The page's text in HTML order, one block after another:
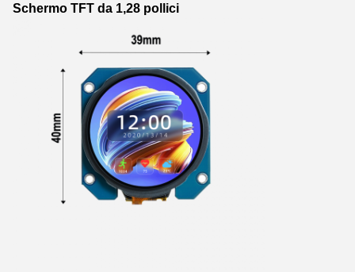
Schermo TFT da 1,28 pollici